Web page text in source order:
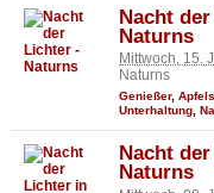
Nacht
Naturns
Mittwoch, 15.
Naturns
Genießer,
Unterhaltung,
Nacht
Naturns